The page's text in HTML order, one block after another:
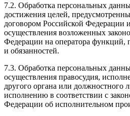
7.2. Обработка персональных
достижения целей,
договором Российской Федерации
осуществления возложенных
Федерации на оператора функций,
и обязанностей.
7.3. Обработка персональных
осуществления правосудия,
другого органа или должностного
исполнению в соответствии с
Федерации об исполнительном